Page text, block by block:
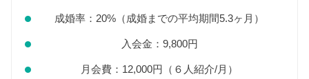
成婚率：20%（成婚までの平均期間5.3ヶ月）
入会金：9,800円
月会費：12,000円（６人紹介/月）